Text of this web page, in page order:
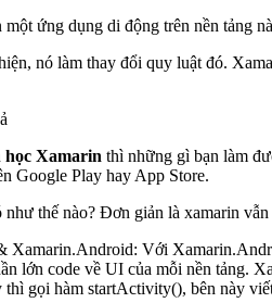
ứng dụng di động trên nền tảng
nó làm thay đổi quy luật đó.
học Xamarin thì những gì bạn làm
Google Play hay App Store.
thế nào? Đơn giản là xamarin
Xamarin.Android: Với
lớn code về UI của mỗi nền tảng.
gọi hàm startActivity(), bên này